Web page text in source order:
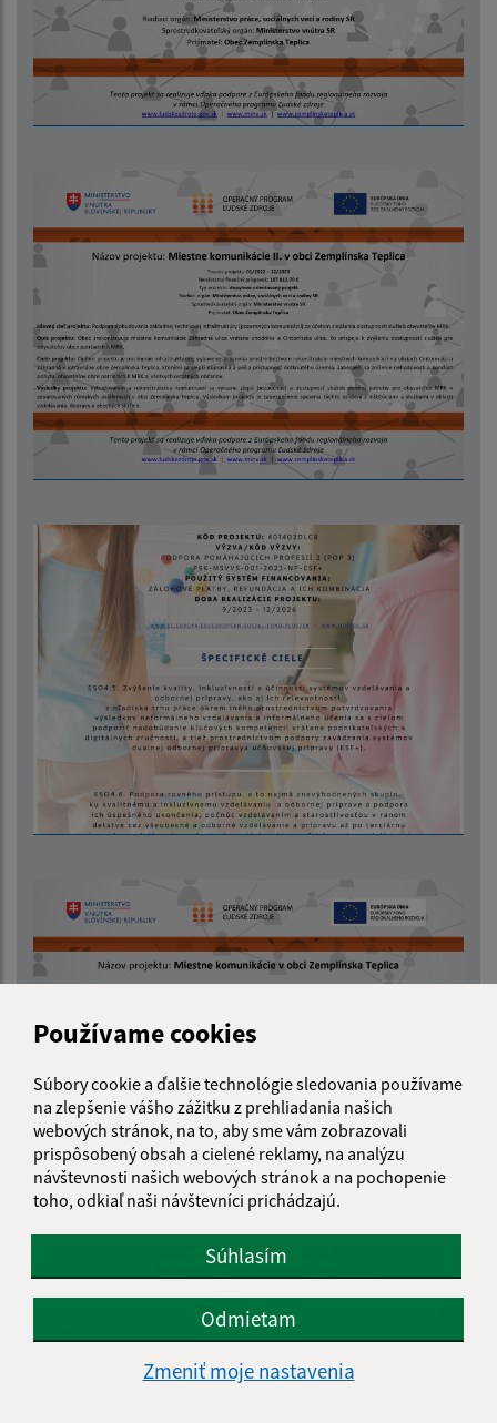
Používame cookies
Súbory cookie a ďalšie technológie sledovania používame
na zlepšenie vášho zážitku z prehliadania našich
webových stránok, na to, aby sme vám zobrazovali
prispôsobený obsah a cielené reklamy, na analýzu
návštevnosti našich webových stránok a na pochopenie
toho, odkiaľ naši návštevníci prichádzajú.
Súhlasím
Odmietam
Zmeniť moje nastavenia